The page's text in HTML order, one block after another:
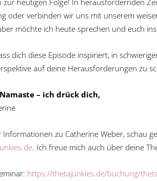
zur heutigen Folge! In herausfordernden
oder verbinden wir uns mit unserem
möchte ich heute sprechen und euch
dich diese Episode inspiriert, in
auf deine Herausforderungen zu
– ich drück dich,
zu Catherine Weber, schau
. Ich freue mich auch über deine
https://thetajunkies.de/buchung/